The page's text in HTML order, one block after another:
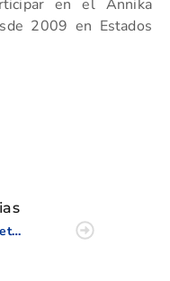
en el Annika
2009 en Estados
Discretos resultados los de Gonzalo Gracia y Jorge Girona en el Reid Trophy